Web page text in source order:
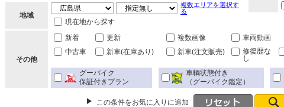
地域
複数エリアを選択す
る
現在地から探す
その他
新着 更新 複数画像 車両動画
中古車
新車(在庫あり) 新車(注文販売)
修復歴な
し
グーバイク
保証付きプラン
車輌状態付き
（グーバイク鑑定）
この条件をお気に入りに追加